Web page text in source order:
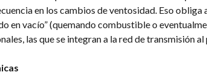
en los cambios de ventosidad. Eso obliga
en vacío” (quemando combustible o
las que se integran a la red de transmisión